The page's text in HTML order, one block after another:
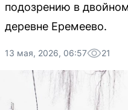
подозрению в
деревне Еремеево.
13 мая, 2026, 06:57 21